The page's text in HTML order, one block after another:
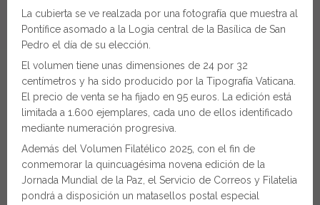
La cubierta se ve realzada por una fotografía que muestra al
Pontífice asomado a la Logia central de la Basílica de San
Pedro el día de su elección.
El volumen tiene unas dimensiones de 24 por 32
centímetros y ha sido producido por la Tipografía Vaticana.
El precio de venta se ha fijado en 95 euros. La edición está
limitada a 1.600 ejemplares, cada uno de ellos identificado
mediante numeración progresiva.
Además del Volumen Filatélico 2025, con el fin de
conmemorar la quincuagésima novena edición de la
Jornada Mundial de la Paz, el Servicio de Correos y Filatelia
pondrá a disposición un matasellos postal especial